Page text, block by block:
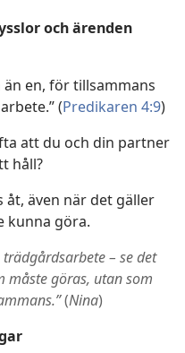
och ärenden
än en, för tillsammans
(Predikaren 4:9)
att du och din partner
håll?
åt, även när det gäller
kunna göra.
– se det
måste göras, utan som
(Nina)